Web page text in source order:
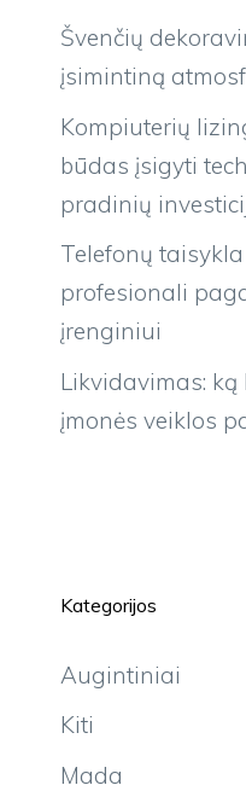
Švenčių
įsimintiną
Kompiuterių
būdas įsigyti
pradinių
Telefonų
profesionali
įrenginiui
Likvidavimas:
įmonės veiklos
Kategorijos
Augintiniai
Kiti
Mada